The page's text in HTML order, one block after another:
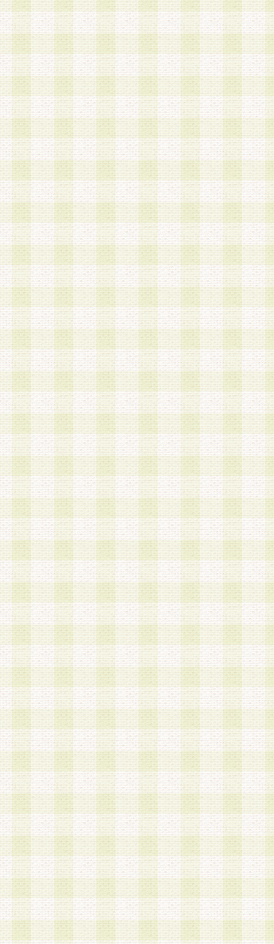
a.既に登録されている会員と同一のメールアドレ
録する場合
b.本サービスと同様のサービスを提供している企
業に従事していると思われる本人またはその家族
場合
c.その他当社が不適切と判断する場合
2.当社は、会員登録希望者を会員として承認する
した 場合、会員登録希望者による会員登録手続
による承認後の場合であっても、会員登録の取り
の抹消を、当社が適切と判 断する方法・手段に
とができるものとします。
3.会員登録希望者が18歳未満、成年被後見人、被
人 である場合は、親権者などの法定代理人の同
録を行うものとします。なお、義務教育学齢に該
者については、登録時に 当社が別途定める方法
権者による承認手続きを行うものとします。
第3条 会員の登録方法
1.会員登録手続きは、会員登録希望者本人が行う
る登録は一切認められないものとします。
2.会員登録希望者は、本規約に同意の後、当社指
画 面」において、当社が指定する必要事項を入
を行うものとします。当社は、会員登録を承認し
会員として本サービスを 受けるためのログイン
を付与します。
3.会員は、会員登録の際に申告する登録情報の全
いかなる虚偽の申告をも行ってはならないものと
4.会員は、複数のログインＩＤおよびパスワード
いものとします。
第4条 ログインIDおよびパスワードの管理
1.会員は、会員登録後、本サイト内にて本サービ
加する際には、前条に基づき当社から付与された
スワードを使用するものとします。
2.登録の際に当社が付与したログインIDおよびパ
の使用に関しては、全て会員本人がその責任を負
3.会員は、当社から付与されたログインIDおよび
貸与、名義変更、売買その他形態を問わず第三者
ならないものとします。
4.当社は、会員によるログインIDおよびパスワー
盗用など第三者の利用に伴う損害の発生について
き事由の有無、その他原因の如何を問わず、一切
のとします。
第5条 会員の登録情報
1.当社は、会員の登録情報に含まれる氏名・住所
アドレス等会員個人を識別できる情報を当社が別
シーポリシー
」に基づき適切に取り扱うものとし
は、当該個人情報を以下の各号に定める目的に利
す。なお、これら事項以外の目的で個人情報を利
かじめ会員の同意を得たうえで利用するものとし
a.本サービスの実施または運営
b.本サービスに係る謝礼、景品、調査サンプル品
c.会員からの電話、メール等の問い合わせなどへ
d.その他これらに付随する業務